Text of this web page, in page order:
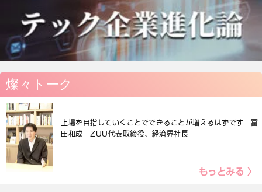
燦々トーク
上場を目指していくことでできることが増えるはずです 冨
田和成 ZUU代表取締役、経済界社長
もっとみる 〉